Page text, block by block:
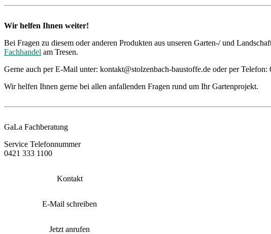
Wir helfen Ihnen weiter!
Bei Fragen zu diesem oder anderen Produkten aus unseren Garten-/ und
Fachhandel am Tresen.
Gerne auch per E-Mail unter: kontakt@stolzenbach-baustoffe.de oder per Telefon:
Wir helfen Ihnen gerne bei allen anfallenden Fragen rund um Ihr Gartenprojekt.
GaLa Fachberatung
Service Telefonnummer
0421 333 1100
Kontakt
E-Mail schreiben
Jetzt anrufen